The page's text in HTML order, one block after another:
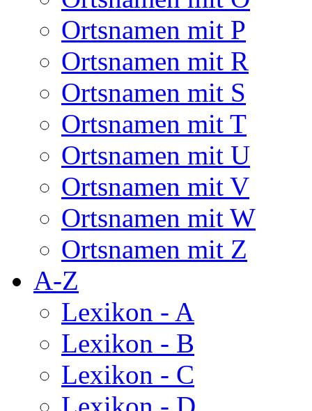
Ortsnamen mit P
Ortsnamen mit R
Ortsnamen mit S
Ortsnamen mit T
Ortsnamen mit U
Ortsnamen mit V
Ortsnamen mit W
Ortsnamen mit Z
A-Z
Lexikon - A
Lexikon - B
Lexikon - C